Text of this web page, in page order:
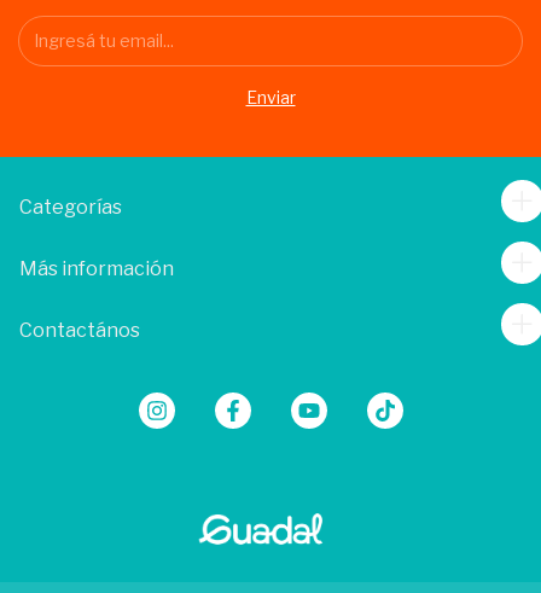
Categorías
Más información
Contactános